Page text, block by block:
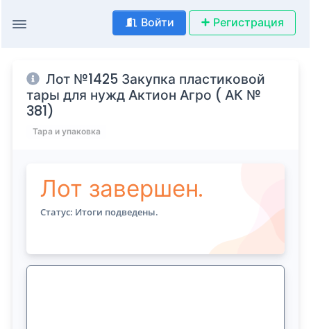
Войти Регистрация
Лот №1425 Закупка пластиковой
тары для нужд Актион Агро ( АК №
381)
Тара и упаковка
Лот завершен.
Статус: Итоги подведены.